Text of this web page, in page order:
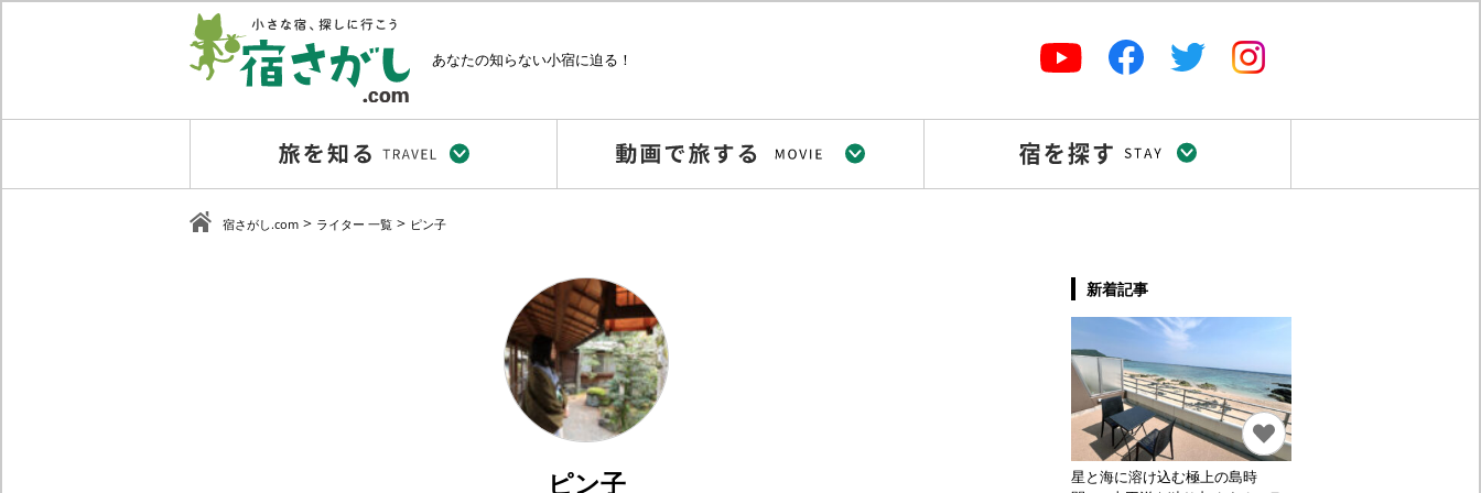
あなたの知らない小宿に迫る！
宿さがし.com > ライター 一覧 > ピン子
ピン子
新着記事
星と海に溶け込む極上の島時